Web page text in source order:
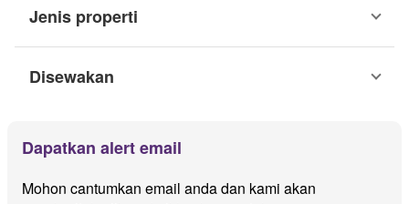
Jenis properti
Disewakan
Dapatkan alert email
Mohon cantumkan email anda dan kami akan